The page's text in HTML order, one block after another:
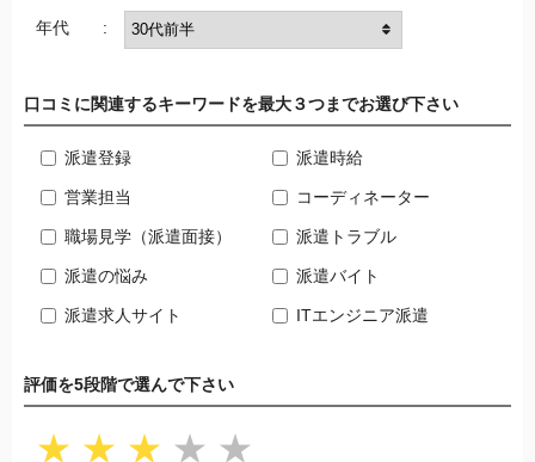
年代 :
口コミに関連するキーワードを最大３つまでお選び下さい
派遣登録 派遣時給
営業担当 コーディネーター
職場見学（派遣面接） 派遣トラブル
派遣の悩み 派遣バイト
派遣求人サイト ITエンジニア派遣
評価を5段階で選んで下さい
★ ★ ★ ★ ★